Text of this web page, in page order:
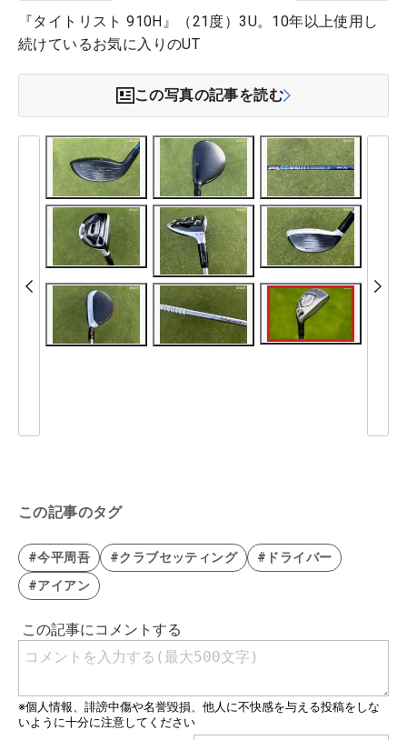
『タイトリスト 910H』（21度）3U。10年以上使用し
続けているお気に入りのUT
この写真の記事を読む
この記事のタグ
#今平周吾 #クラブセッティング
#ドライバー
#アイアン